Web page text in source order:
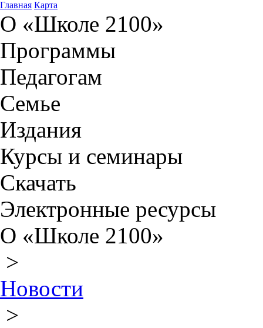
Главная Карта
О «Школе 2100»
Программы
Педагогам
Семье
Издания
Курсы и семинары
Скачать
Электронные ресурсы
О «Школе 2100»
>
Новости
>